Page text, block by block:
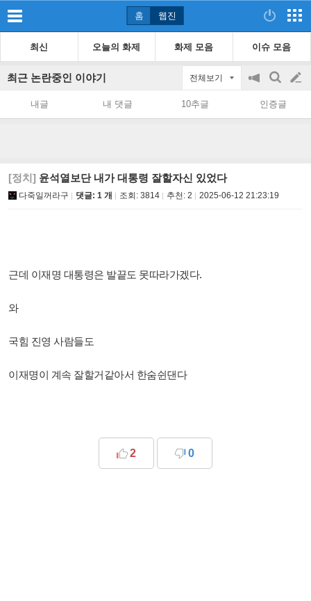
홈 웹진
최신 오늘의 화제 화제 모음 이슈 모음
최근 논란중인 이야기 전체보기
공
on/off
검
색
글
쓰
내글 내 댓글 10추글 인증글
[정치] 윤석열보단 내가 대통령 잘할자신 있었다
다죽일꺼라구 댓글: 1 개 조회: 3814 추천: 2 2025-06-12 21:23:19
근데 이재명 대통령은 발끝도 못따라가겠다.
와
국힘 진영 사람들도
이재명이 계속 잘할거같아서 한숨쉰댄다
2 0